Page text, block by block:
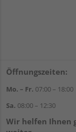
Öffnungszeiten:
Mo. – Fr. 07:00 – 18:00
Sa. 08:00 – 12:30
Wir helfen Ihnen